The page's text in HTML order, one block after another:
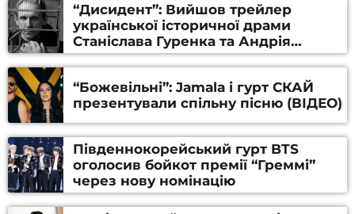
“Дисидент”: Вийшов трейлер
української історичної драми
Станіслава Гуренка та Андрія
Алфьорова (ВІДЕО)
“Божевільні”: Jamala і гурт СКАЙ
презентували спільну пісню (ВІДЕО)
Південнокорейський гурт BTS
оголосив бойкот премії “Греммі”
через нову номінацію